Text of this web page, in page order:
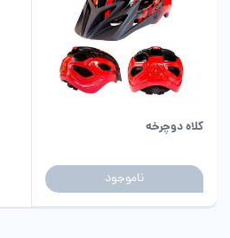
کلاه دوچرخه
ناموجود